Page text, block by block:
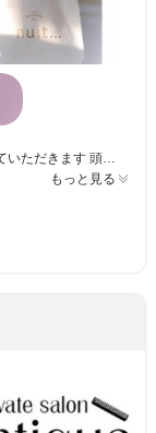
『自分らしさ” 』を 大切にした似合わせを提案させていただきます 頭皮や髪の毛に優しい厳選薬剤 ◎小顔に見える ◎朝が楽 ◎トレンド ◎垢抜けヘア ◎くせ毛改善 ◎明るい白染 ◎ダメージレス ◎ダブルブリーチ 完全予約制 〖デザインカラー＊高発色カラー＊艶髪改善＊美髪ケア＊ケアブリーチ＊初めての方も通いやすいサロン＊丁寧なカウンセリング〗 ご予約について 楽天ビューティ以外の予約入ってるお時間は”ご予約確定後” 日時変更お願いさせていただきます よろしくお願いいたします ⭐︎首が痛くなりにくいフルフラットのシャンプー台 ⭐︎空気清浄 エアドッグ プラズマクラスター 有 マスクでの施術もOK 駐車場有 事前カウンセリング ご予約時間ご相談などこちらよりお願いします♩ ⭐︎LINE⇒@395zwwuy ⭐︎hair.nuit@gmail.com
もっと見る